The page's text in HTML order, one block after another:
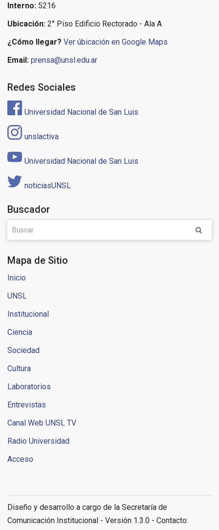
Interno: 5216
Ubicación: 2° Piso Edificio Rectorado - Ala A
¿Cómo llegar? Ver úbicación en Google Maps
Email: prensa@unsl.edu.ar
Redes Sociales
Universidad Nacional de San Luis
unslactiva
Universidad Nacional de San Luis
noticiasUNSL
Buscador
Mapa de Sitio
Inicio
UNSL
Institucional
Ciencia
Sociedad
Cultura
Laboratorios
Entrevistas
Canal Web UNSL TV
Radio Universidad
Acceso
Diseño y desarrollo a cargo de la Secretaría de
Comunicación Institucional - Versión 1.3.0 - Contacto: